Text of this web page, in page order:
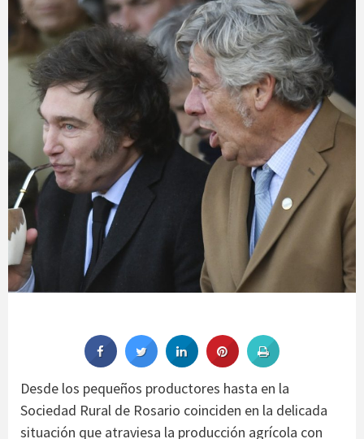
Desde los pequeños productores hasta en la
Sociedad Rural de Rosario coinciden en la delicada
situación que atraviesa la producción agrícola con